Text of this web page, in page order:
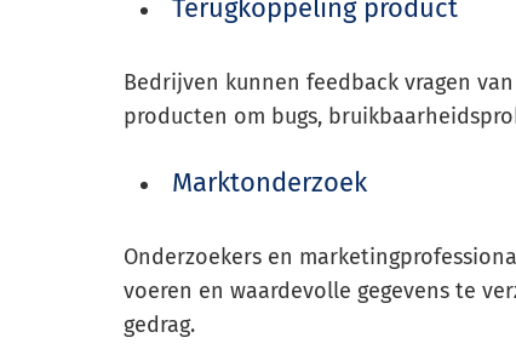
Terugkoppeling product
Bedrijven kunnen feedback vragen
producten om bugs,
Marktonderzoek
Onderzoekers en
voeren en waardevolle gegevens te
gedrag.